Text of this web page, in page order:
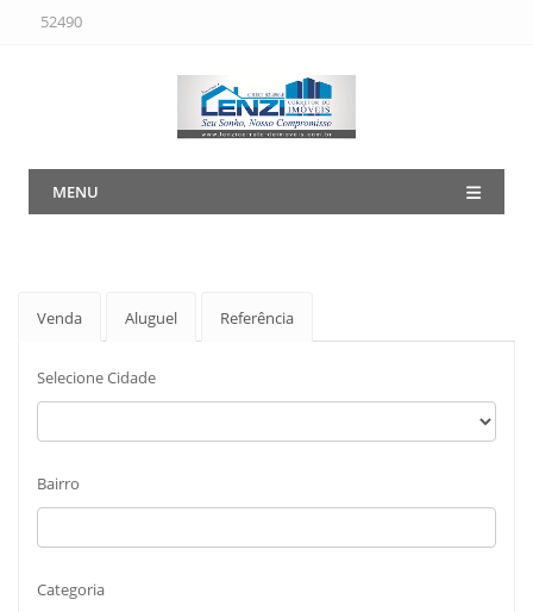
52490
MENU
Venda Aluguel Referência
Selecione Cidade
Bairro
Categoria